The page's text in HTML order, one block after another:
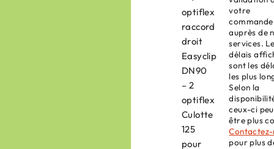
optiflex
raccord
droit
Easyclip
DN90
– 2
optiflex
Culotte
125
pour
votre
commande
auprès de
services.
délais
sont les
les plus
Selon la
ceux-ci
être plus
pour plus